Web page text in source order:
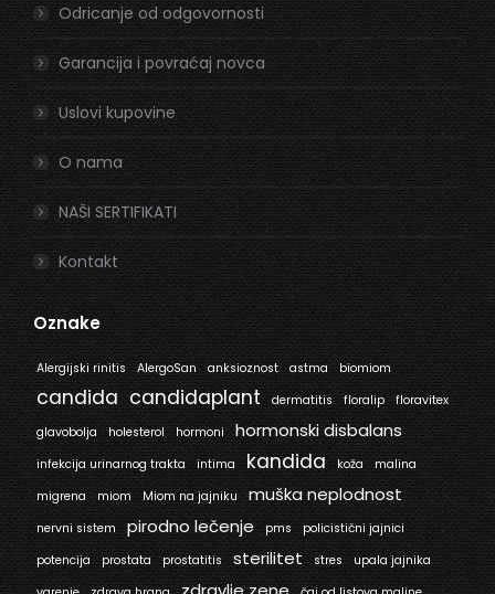
windowwindow
Odricanje od odgovornosti
Garancija i povraćaj novca
Uslovi kupovine
O nama
NAŠI SERTIFIKATI
Kontakt
Oznake
Alergijski rinitis AlergoSan anksioznost astma biomiom
candida candidaplant dermatitis floralip
floravitex
glavobolja
holesterol hormoni hormonski disbalans
infekcija urinarnog trakta intima kandida koža
malina
migrena
miom Miom na jajniku muška neplodnost
nervni sistem pirodno lečenje pms
policistični jajnici
potencija
prostata prostatitis sterilitet stres
upala jajnika